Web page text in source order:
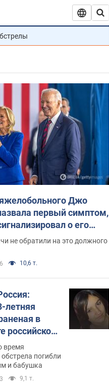
Джо
первый симптом,
о его
раке
не обратили на это должного
10,6 т.
летняя
в
российской
время
погибли
и бабушка
9,1 т.